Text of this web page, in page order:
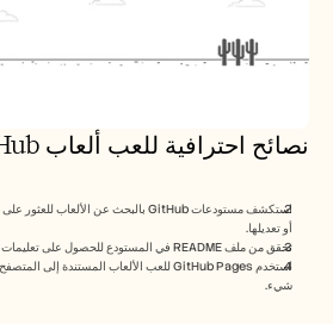
نصائح احترافية للعب ألعاب GitHub
أو تعديلها.
تحقق من ملف README في المستودع للحصول على تعليمات حول كيفية تشغيل اللعبة أو لعبها.
شيء.